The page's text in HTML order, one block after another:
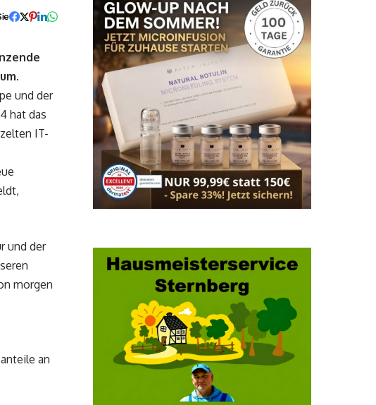
und der
hat das
IT-
und der
morgen
an